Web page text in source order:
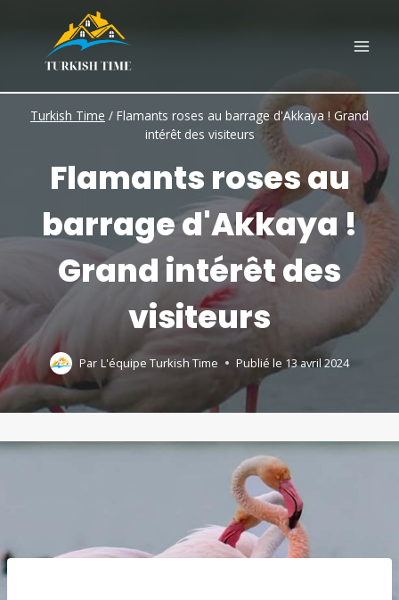
content
Turkish Time / Flamants roses au barrage d'Akkaya ! Grand
intérêt des visiteurs
Flamants roses au
barrage d'Akkaya !
Grand intérêt des
visiteurs
Par L'équipe Turkish Time Publié le 13 avril 2024